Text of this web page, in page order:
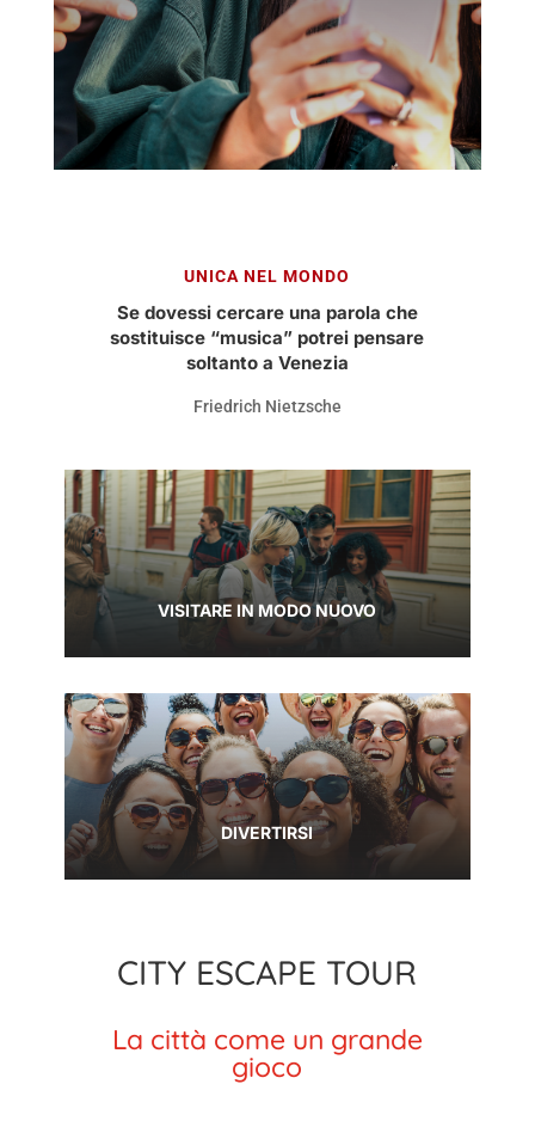
UNICA NEL MONDO
Se dovessi cercare una parola che
sostituisce “musica” potrei pensare
soltanto a Venezia
Friedrich Nietzsche
VISITARE IN MODO NUOVO
DIVERTIRSI
CITY ESCAPE TOUR
La città come un grande
gioco